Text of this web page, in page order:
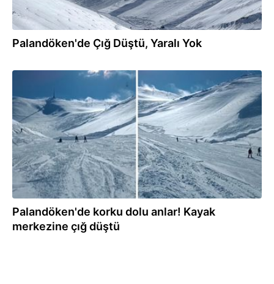
Palandöken'de Çığ Düştü, Yaralı Yok
Palandöken'de korku dolu anlar! Kayak
merkezine çığ düştü